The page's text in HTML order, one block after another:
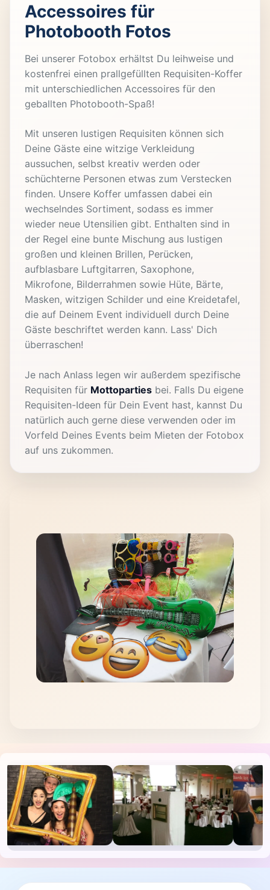
Accessoires für
Photobooth Fotos
Bei unserer Fotobox erhältst Du leihweise und
kostenfrei einen prallgefüllten Requisiten-Koffer
mit unterschiedlichen Accessoires für den
geballten Photobooth-Spaß!
Mit unseren lustigen Requisiten können sich
Deine Gäste eine witzige Verkleidung
aussuchen, selbst kreativ werden oder
schüchterne Personen etwas zum Verstecken
finden. Unsere Koffer umfassen dabei ein
wechselndes Sortiment, sodass es immer
wieder neue Utensilien gibt. Enthalten sind in
der Regel eine bunte Mischung aus lustigen
großen und kleinen Brillen, Perücken,
aufblasbare Luftgitarren, Saxophone,
Mikrofone, Bilderrahmen sowie Hüte, Bärte,
Masken, witzigen Schilder und eine Kreidetafel,
die auf Deinem Event individuell durch Deine
Gäste beschriftet werden kann. Lass' Dich
überraschen!
Je nach Anlass legen wir außerdem spezifische
Requisiten für Mottoparties bei. Falls Du eigene
Requisiten-Ideen für Dein Event hast, kannst Du
natürlich auch gerne diese verwenden oder im
Vorfeld Deines Events beim Mieten der Fotobox
auf uns zukommen.